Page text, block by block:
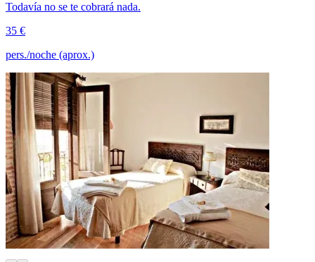
Todavía no se te cobrará nada.
35 €
pers./noche (aprox.)